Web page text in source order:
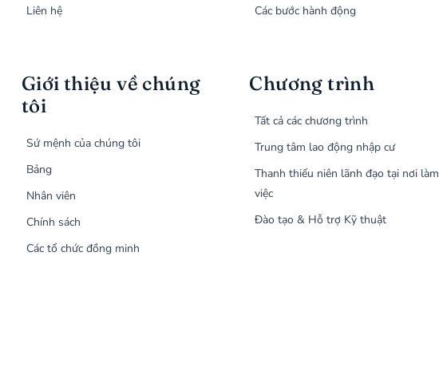
Liên hệ
Các bước hành động
Giới thiệu về chúng
tôi
Sứ mệnh của chúng tôi
Bảng
Nhân viên
Chính sách
Các tổ chức đồng minh
Chương trình
Tất cả các chương trình
Trung tâm lao động nhập cư
Thanh thiếu niên lãnh đạo tại nơi làm
việc
Đào tạo & Hỗ trợ Kỹ thuật